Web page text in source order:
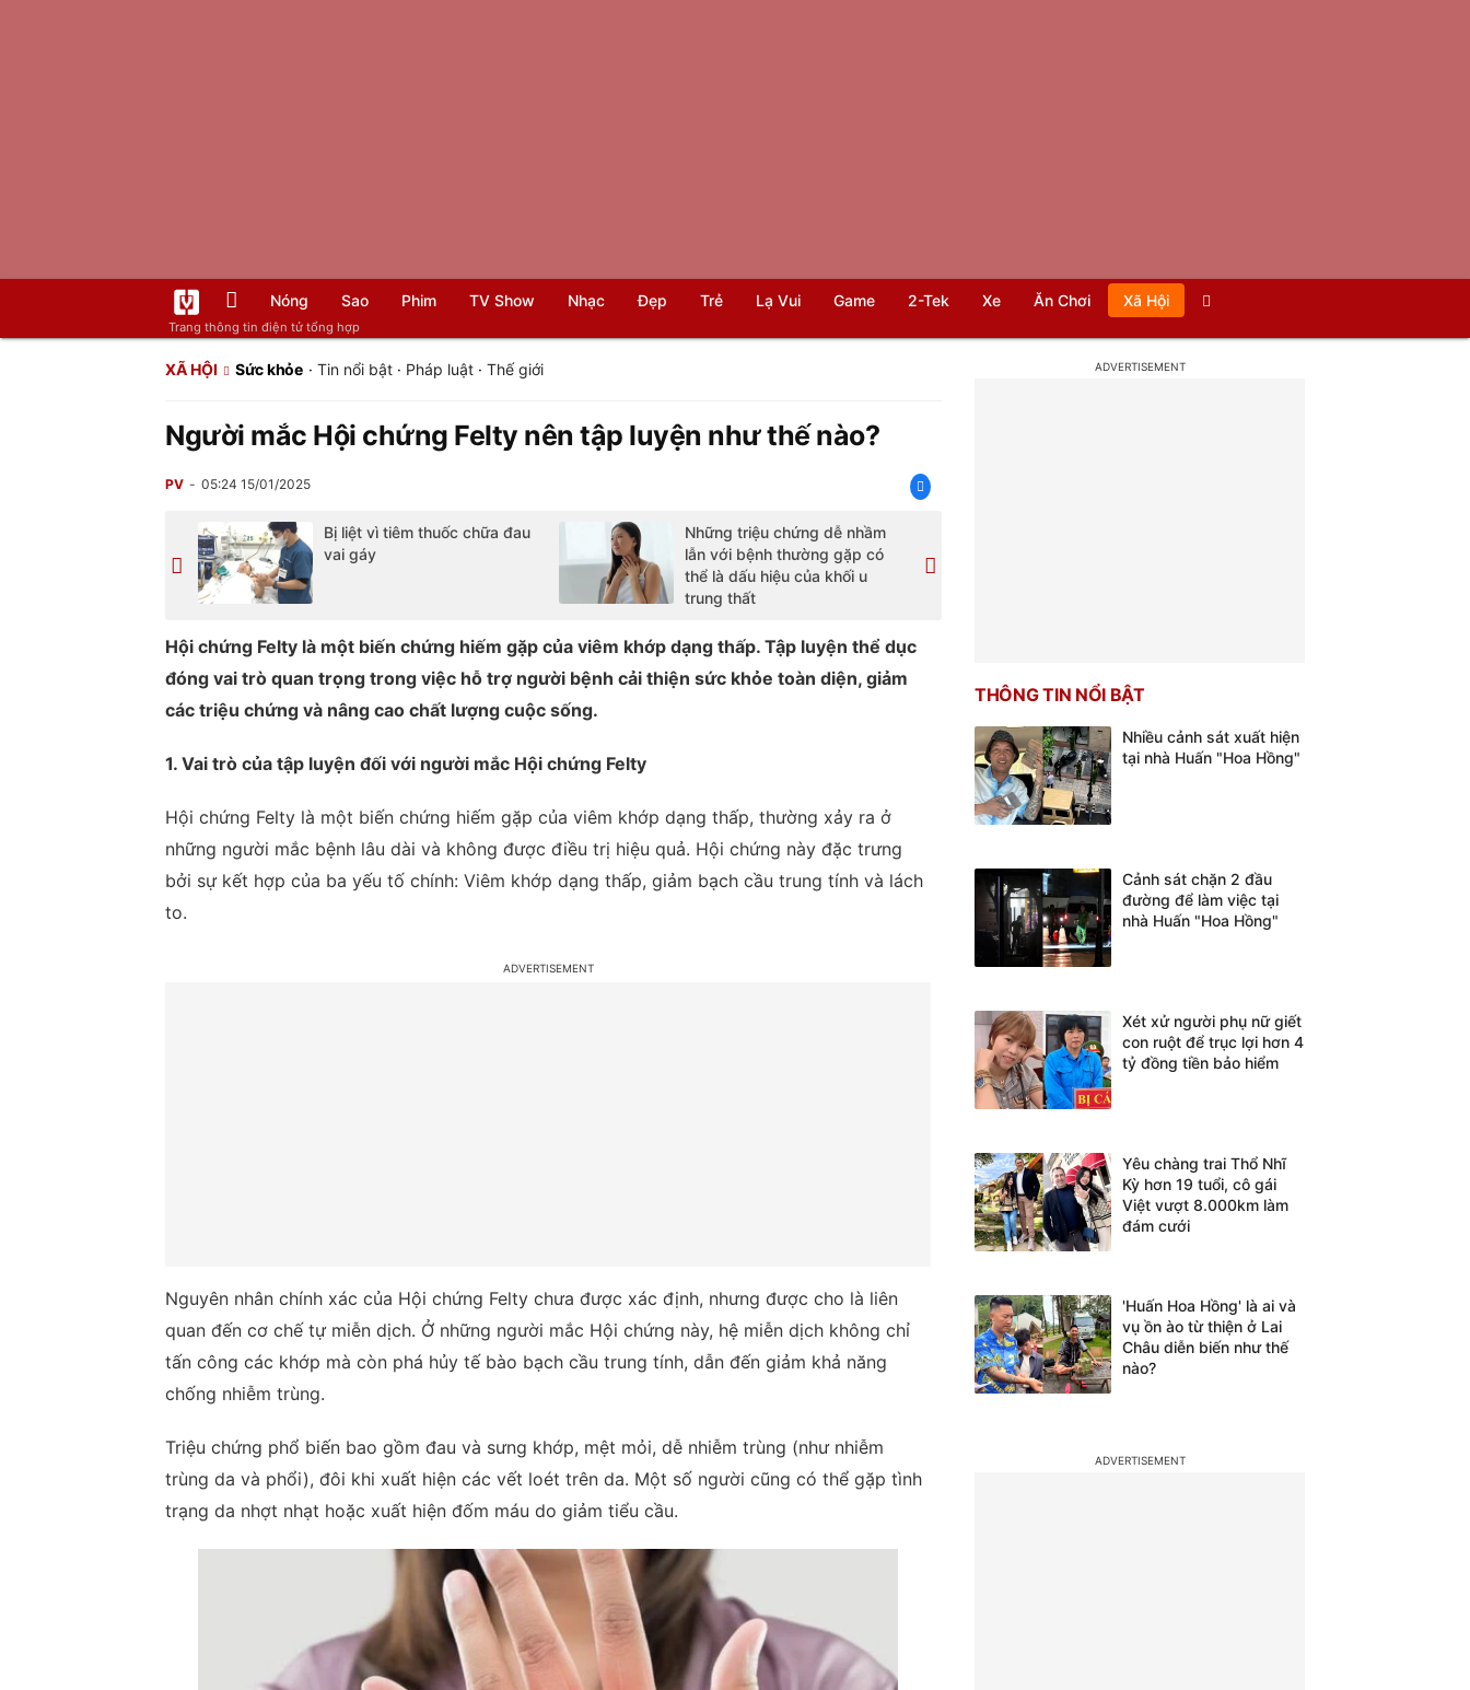
Trang thông tin điện tử tổng hợp
Nóng Sao Phim TV Show Nhạc Đẹp Trẻ Lạ Vui Game 2-Tek Xe Ăn Chơi Xã Hội
XÃ HỘI Sức khỏe · Tin nổi bật· Pháp luật· Thế giới
Người mắc Hội chứng Felty nên tập luyện như thế nào?
PV 05:24 15/01/2025
Bị liệt vì tiêm thuốc chữa đau
vai gáy
Những triệu chứng dễ nhầm
lẫn với bệnh thường gặp có
thể là dấu hiệu của khối u
trung thất
Hội chứng Felty là một biến chứng hiếm gặp của viêm khớp dạng thấp. Tập luyện thể dục
đóng vai trò quan trọng trong việc hỗ trợ người bệnh cải thiện sức khỏe toàn diện, giảm
các triệu chứng và nâng cao chất lượng cuộc sống.
1. Vai trò của tập luyện đối với người mắc Hội chứng Felty
Hội chứng Felty là một biến chứng hiếm gặp của viêm khớp dạng thấp, thường xảy ra ở
những người mắc bệnh lâu dài và không được điều trị hiệu quả. Hội chứng này đặc trưng
bởi sự kết hợp của ba yếu tố chính: Viêm khớp dạng thấp, giảm bạch cầu trung tính và lách
to.
Nguyên nhân chính xác của Hội chứng Felty chưa được xác định, nhưng được cho là liên
quan đến cơ chế tự miễn dịch. Ở những người mắc Hội chứng này, hệ miễn dịch không chỉ
tấn công các khớp mà còn phá hủy tế bào bạch cầu trung tính, dẫn đến giảm khả năng
chống nhiễm trùng.
Triệu chứng phổ biến bao gồm đau và sưng khớp, mệt mỏi, dễ nhiễm trùng (như nhiễm
trùng da và phổi), đôi khi xuất hiện các vết loét trên da. Một số người cũng có thể gặp tình
trạng da nhợt nhạt hoặc xuất hiện đốm máu do giảm tiểu cầu.
THÔNG TIN NỔI BẬT
Nhiều cảnh sát xuất hiện
tại nhà Huấn "Hoa Hồng"
Cảnh sát chặn 2 đầu
đường để làm việc tại
nhà Huấn "Hoa Hồng"
Xét xử người phụ nữ giết
con ruột để trục lợi hơn 4
tỷ đồng tiền bảo hiểm
Yêu chàng trai Thổ Nhĩ
Kỳ hơn 19 tuổi, cô gái
Việt vượt 8.000km làm
đám cưới
'Huấn Hoa Hồng' là ai và
vụ ồn ào từ thiện ở Lai
Châu diễn biến như thế
nào?